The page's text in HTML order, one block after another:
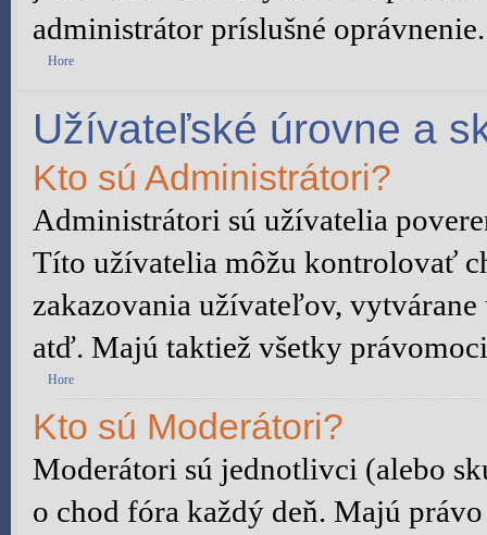
administrátor príslušné oprávnenie.
Hore
Užívateľské úrovne a
Kto sú Administrátori?
Administrátori sú užívatelia
Títo užívatelia môžu kontrolovať
zakazovania užívateľov,
atď. Majú taktiež všetky
Hore
Kto sú Moderátori?
Moderátori sú jednotlivci (alebo
o chod fóra každý deň. Majú